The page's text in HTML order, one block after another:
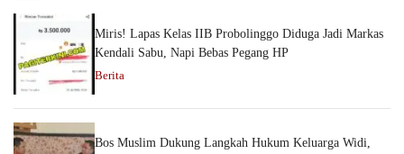
Miris! Lapas Kelas IIB Probolinggo Diduga Jadi Markas
Kendali Sabu, Napi Bebas Pegang HP
Berita
Bos Muslim Dukung Langkah Hukum Keluarga Widi,